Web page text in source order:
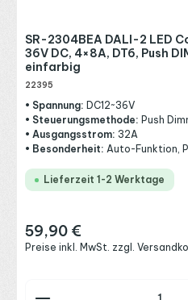
SR-2304BEA DALI-2 LED
36V DC, 4×8A, DT6, Push
einfarbig
22395
• Spannung: DC12~36V
• Steuerungsmethode: Push
• Ausgangsstrom: 32A
• Besonderheit: Auto-Funktion,
Lieferzeit 1-2 Werktage
Regulärer Preis:
59,90 €
Preise inkl. MwSt. zzgl.
Produkt Anzahl: Gib